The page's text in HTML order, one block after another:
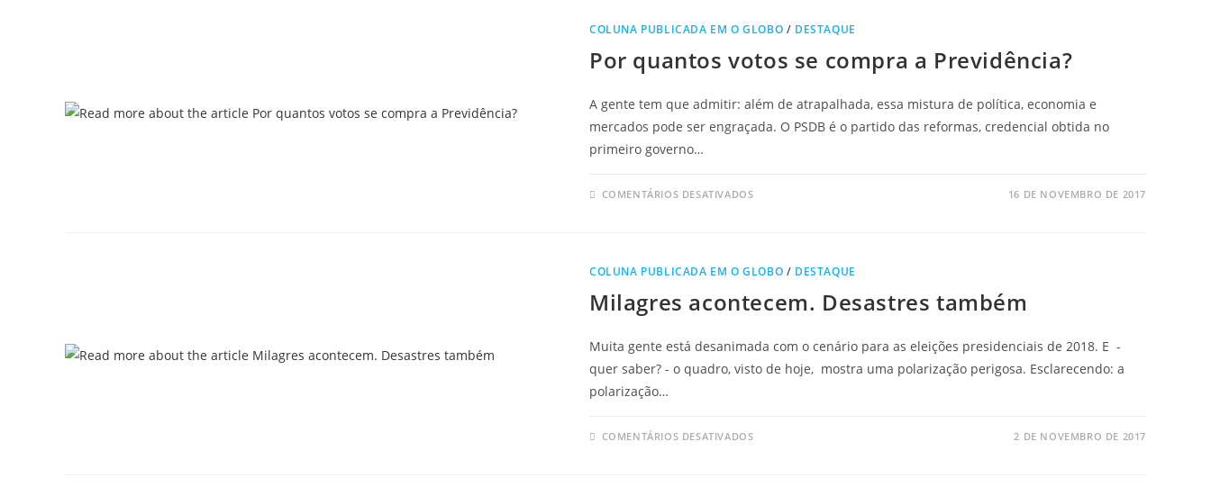
COLUNA PUBLICADA EM O GLOBO / DESTAQUE
Por quantos votos se compra a Previdência?
A gente tem que admitir: além de atrapalhada, essa mistura de política, economia e
mercados pode ser engraçada. O PSDB é o partido das reformas, credencial obtida no
primeiro governo…
COMENTÁRIOS DESATIVADOS 16 DE NOVEMBRO DE 2017
COLUNA PUBLICADA EM O GLOBO / DESTAQUE
Milagres acontecem. Desastres também
Muita gente está desanimada com o cenário para as eleições presidenciais de 2018. E -
quer saber? - o quadro, visto de hoje, mostra uma polarização perigosa. Esclarecendo: a
polarização…
COMENTÁRIOS DESATIVADOS 2 DE NOVEMBRO DE 2017